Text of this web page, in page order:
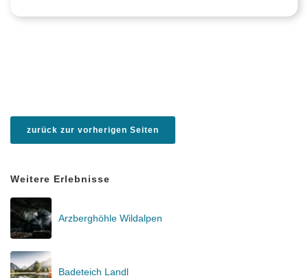
zurück zur vorherigen Seiten
Weitere Erlebnisse
Arzberghöhle Wildalpen
Badeteich Landl